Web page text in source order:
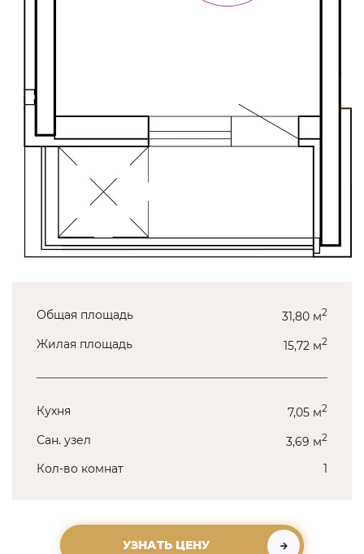
Общая площадь 31,80 м2
Жилая площадь 15,72 м2
Кухня 7,05 м2
Сан. узел 3,69 м2
Кол-во комнат 1
УЗНАТЬ ЦЕНУ